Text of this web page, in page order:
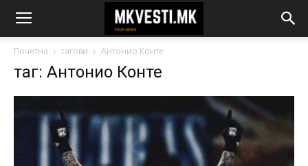
Почетна тагови Антонио Конте
таг: Антонио Конте